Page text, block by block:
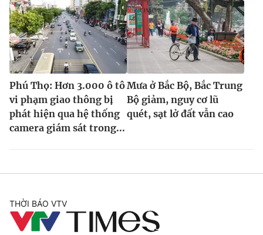
Phú Thọ: Hơn 3.000 ô tô
vi phạm giao thông bị
phát hiện qua hệ thống
camera giám sát trong...
Mưa ở Bắc Bộ, Bắc Trung
Bộ giảm, nguy cơ lũ
quét, sạt lở đất vẫn cao
THỜI BÁO VTV